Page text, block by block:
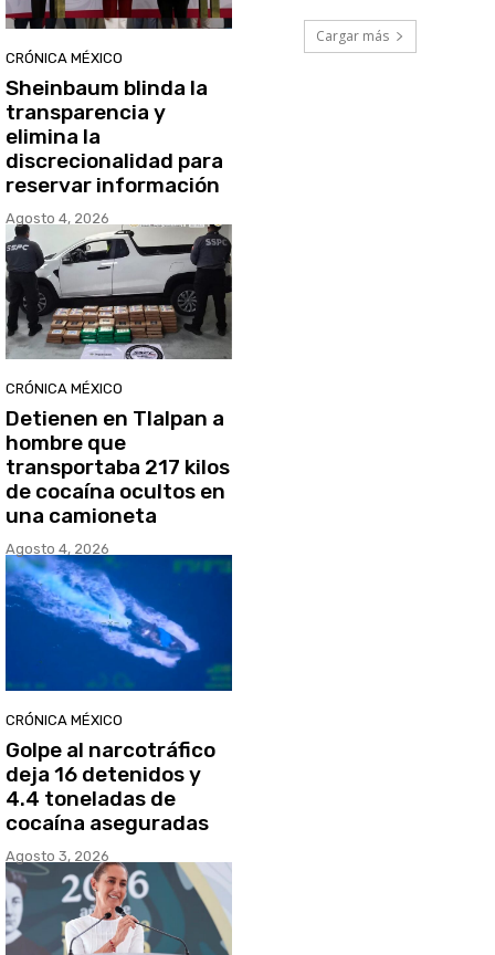
CRÓNICA MÉXICO
Sheinbaum blinda la
transparencia y
elimina la
discrecionalidad para
reservar información
Agosto 4, 2026
CRÓNICA MÉXICO
Detienen en Tlalpan a
hombre que
transportaba 217 kilos
de cocaína ocultos en
una camioneta
Agosto 4, 2026
CRÓNICA MÉXICO
Golpe al narcotráfico
deja 16 detenidos y
4.4 toneladas de
cocaína aseguradas
Agosto 3, 2026
Cargar más